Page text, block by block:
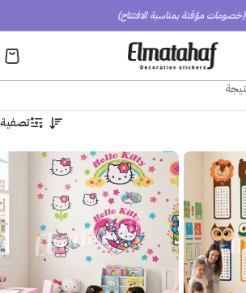
(خصومات مؤقتة بمناسبة الافتتاح)
تصفية